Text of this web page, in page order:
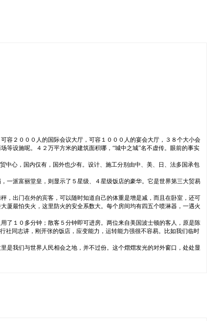
容２０００人的国际会议大厅，可容１０００人的宴会大厅，３８个大小会
设施呢。４２万平方米的建筑面积哪，“城中之城”名不虚传。眼前的事实
中心，国内仅有，国外也少有。设计、施工分别由中、美、日、法多国承包
一派富丽堂皇，则显示了５星级、４星级饭店的豪华。它是世界第三大贸易
，出门在外的宾客，可以随时知道自己的体重是增是减，而且在卧室，还可
厦最怕失火，这里防火的安全系数大。每个房间均有四五个喷淋器，一遇火
了１０多分钟；散客５分钟即可进房。两位来自美国波士顿的客人，原是陈
社同志讲，刚开张的饭店，应变能力，运转能力强很不容易。比如我们临时
是我们与世界人民相会之地，并不过份。这个熠熠发光的对外窗口，处处显